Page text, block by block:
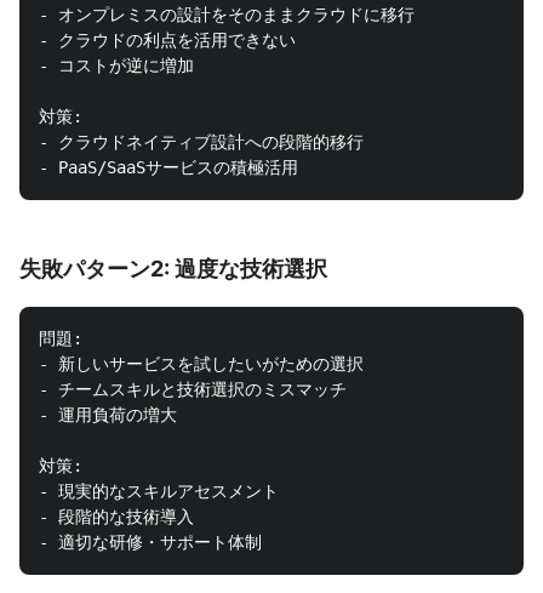
- オンプレミスの設計をそのままクラウドに移行
- クラウドの利点を活用できない
- コストが逆に増加
対策:
- クラウドネイティブ設計への段階的移行
失敗パターン2: 過度な技術選択
問題:
- 新しいサービスを試したいがための選択
- チームスキルと技術選択のミスマッチ
- 運用負荷の増大
対策:
- 現実的なスキルアセスメント
- 段階的な技術導入